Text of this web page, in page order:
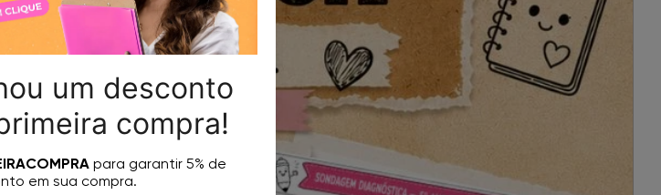
leituras.
Venha celebrar conosco essa data
tão especial e aproveitar momentos
de aprendizado e diversão com as
atividades exclusivas da Loja
Atividades Suzano. Todas as
atividades são projetadas para
proporcionar uma experiência única